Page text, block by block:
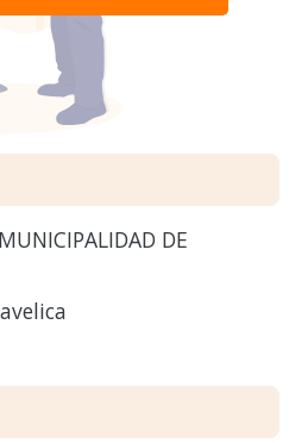
MUNICIPALIDAD DE